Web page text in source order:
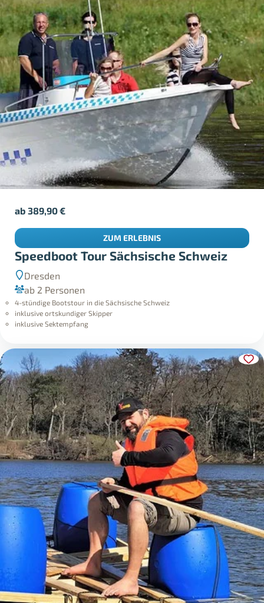
Speedboot Tour Sächsische Schweiz
Dresden
ab 2 Personen
4-stündige Bootstour in die Sächsische Schweiz
inklusive ortskundiger Skipper
inklusive Sektempfang
ab389,90€
ZUM ERLEBNIS